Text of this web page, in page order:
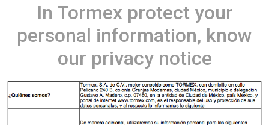
In Tormex protect your
personal information, know
our privacy notice